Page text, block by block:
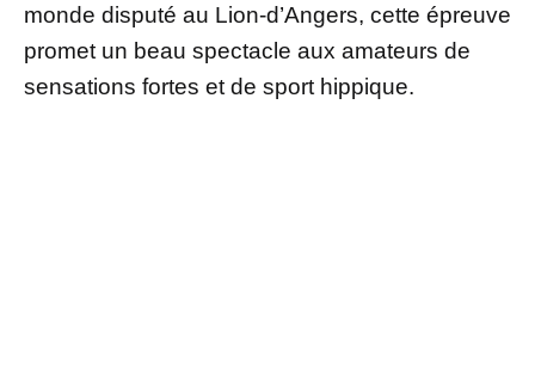
monde disputé au Lion-d’Angers, cette épreuve
promet un beau spectacle aux amateurs de
sensations fortes et de sport hippique.